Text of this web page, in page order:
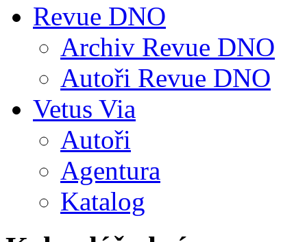
Revue DNO
Archiv Revue DNO
Autoři Revue DNO
Vetus Via
Autoři
Agentura
Katalog